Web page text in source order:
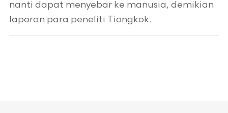
nanti dapat menyebar ke manusia, demikian
laporan para peneliti Tiongkok.